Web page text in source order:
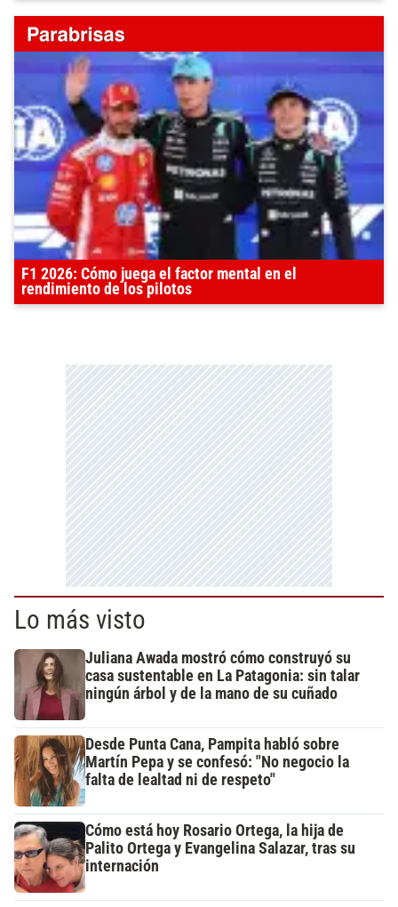
F1 2026: Cómo juega el factor mental en el
rendimiento de los pilotos
Lo más visto
Juliana Awada mostró cómo construyó su
casa sustentable en La Patagonia: sin talar
ningún árbol y de la mano de su cuñado
Desde Punta Cana, Pampita habló sobre
Martín Pepa y se confesó: "No negocio la
falta de lealtad ni de respeto"
Cómo está hoy Rosario Ortega, la hija de
Palito Ortega y Evangelina Salazar, tras su
internación